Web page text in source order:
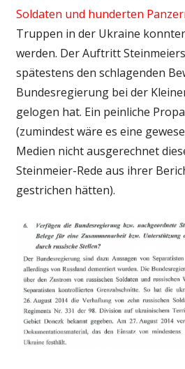
Soldaten und hunderten
Truppen in der Ukraine
werden. Der Auftritt
spätestens den schlagenden
Bundesregierung bei der
gelogen hat. Ein peinliche
(zumindest wäre es eine
Medien nicht ausgerechnet
Steinmeier-Rede aus ihrer
gestrichen hätten).